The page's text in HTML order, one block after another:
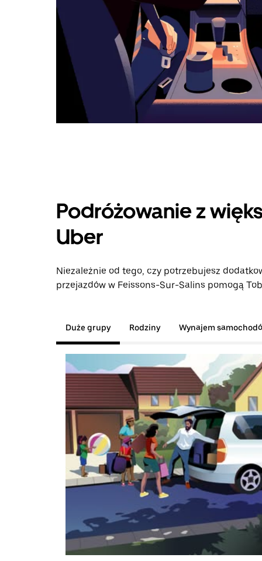
Podróżowanie z
Uber
Niezależnie od tego, czy potrzebujesz
przejazdów w Feissons-Sur-Salins pomogą
Duże grupy Rodziny Wynajem